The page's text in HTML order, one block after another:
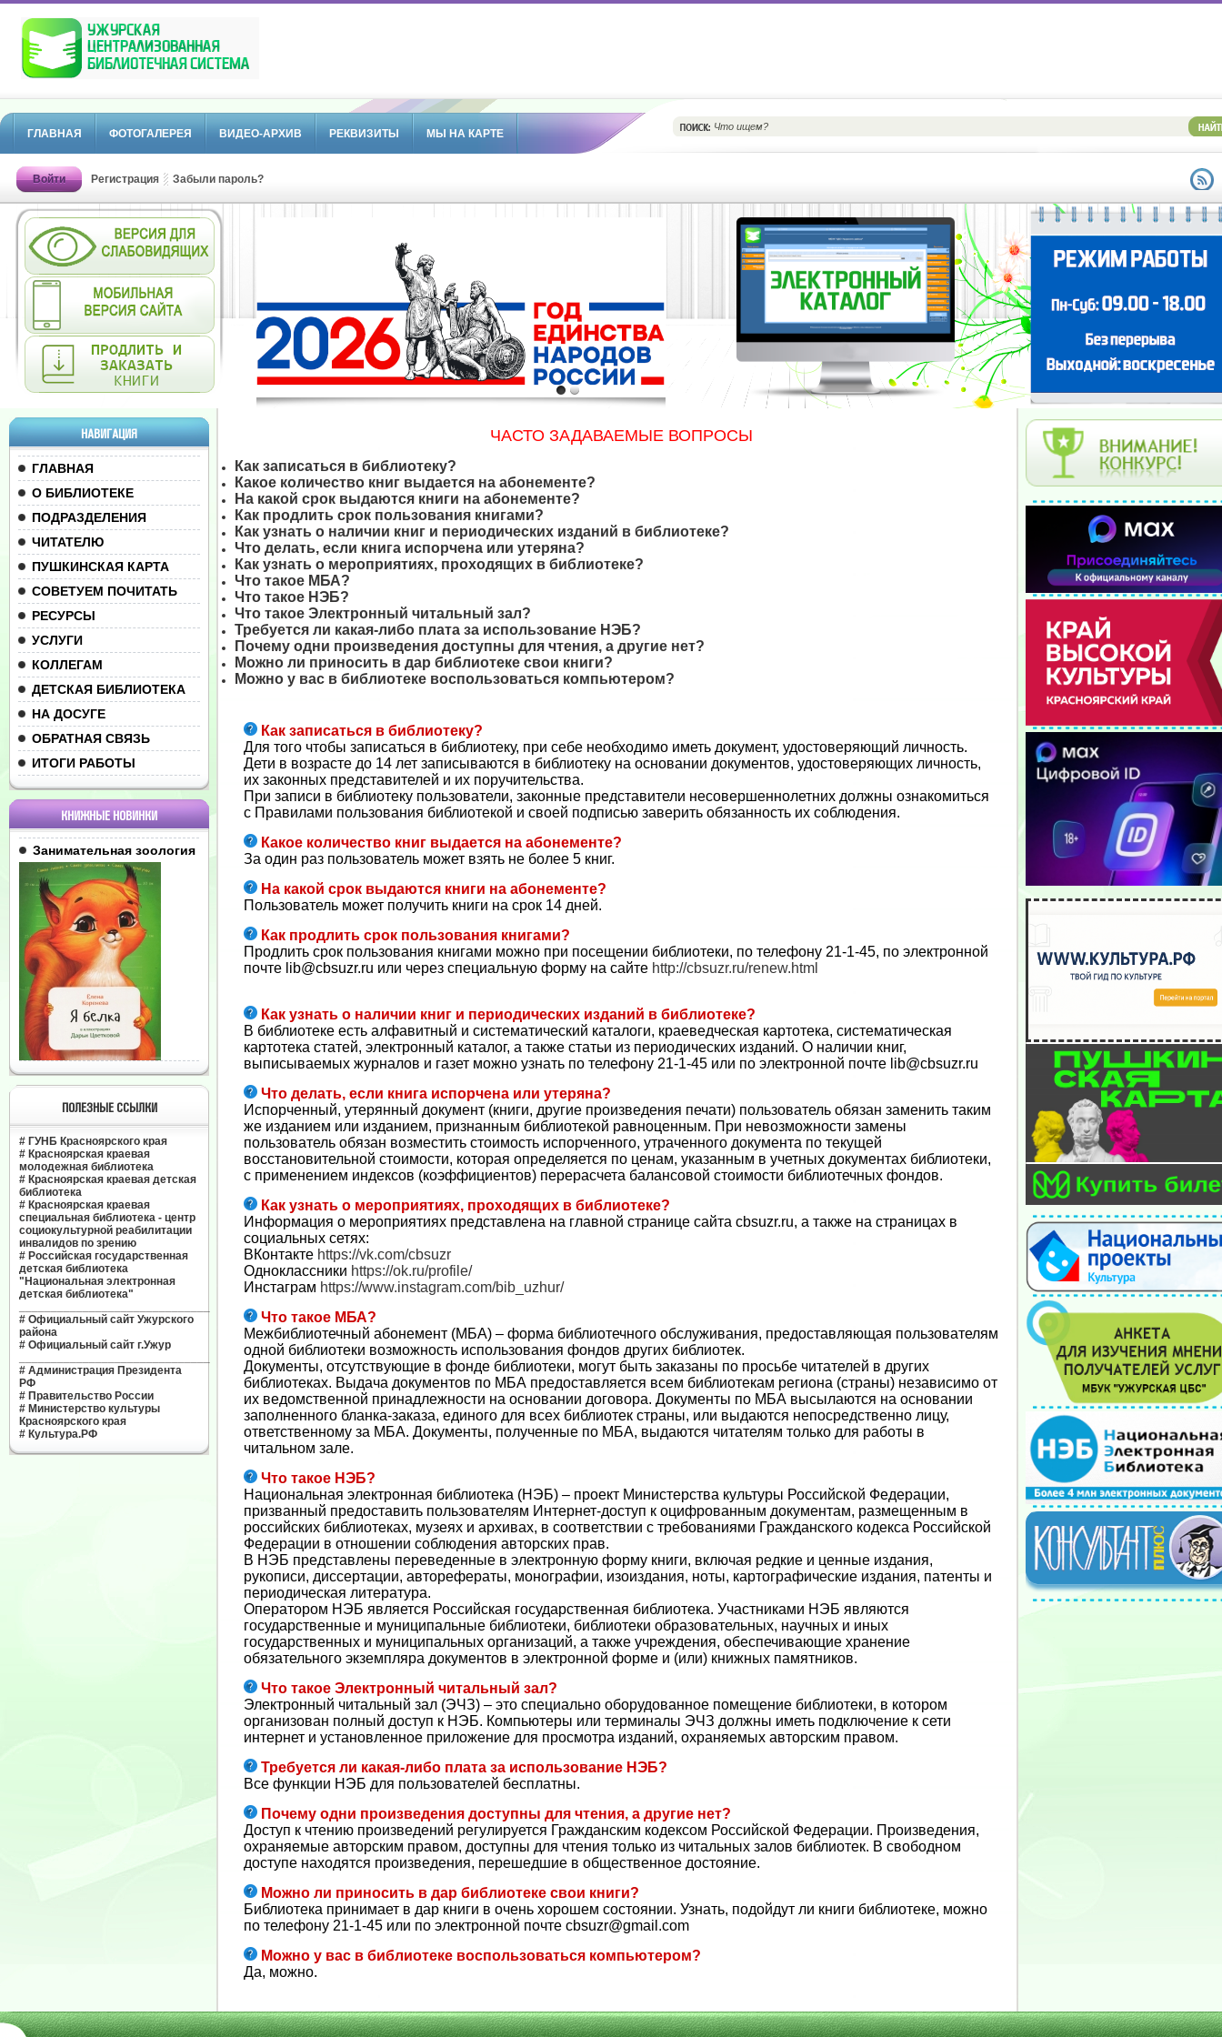
ГЛАВНАЯ ФОТОГАЛЕРЕЯ ВИДЕО-АРХИВ РЕКВИЗИТЫ МЫ НА КАРТЕ
Войти Регистрация Забыли пароль?
НАВИГАЦИЯ
ГЛАВНАЯ
О БИБЛИОТЕКЕ
ПОДРАЗДЕЛЕНИЯ
ЧИТАТЕЛЮ
ПУШКИНСКАЯ КАРТА
СОВЕТУЕМ ПОЧИТАТЬ
РЕСУРСЫ
УСЛУГИ
КОЛЛЕГАМ
ДЕТСКАЯ БИБЛИОТЕКА
НА ДОСУГЕ
ОБРАТНАЯ СВЯЗЬ
ИТОГИ РАБОТЫ
КНИЖНЫЕ НОВИНКИ
Занимательная зоология
ПОЛЕЗНЫЕ ССЫЛКИ
# ГУНБ Красноярского края
# Красноярская краевая
молодежная библиотека
# Красноярская краевая детская
библиотека
# Красноярская краевая
специальная библиотека - центр
социокультурной реабилитации
инвалидов по зрению
# Российская государственная
детская библиотека
"Национальная электронная
детская библиотека"
# Официальный сайт Ужурского
района
# Официальный сайт г.Ужур
# Администрация Президента
РФ
# Правительство России
# Министерство культуры
Красноярского края
# Культура.РФ
ЧАСТО ЗАДАВАЕМЫЕ ВОПРОСЫ
Как записаться в библиотеку?
Какое количество книг выдается на абонементе?
На какой срок выдаются книги на абонементе?
Как продлить срок пользования книгами?
Как узнать о наличии книг и периодических изданий в библиотеке?
Что делать, если книга испорчена или утеряна?
Как узнать о мероприятиях, проходящих в библиотеке?
Что такое МБА?
Что такое НЭБ?
Что такое Электронный читальный зал?
Требуется ли какая-либо плата за использование НЭБ?
Почему одни произведения доступны для чтения, а другие нет?
Можно ли приносить в дар библиотеке свои книги?
Можно у вас в библиотеке воспользоваться компьютером?
Как записаться в библиотеку?
Для того чтобы записаться в библиотеку, при себе необходимо иметь документ, удостоверяющий личность.
Дети в возрасте до 14 лет записываются в библиотеку на основании документов, удостоверяющих личность,
их законных представителей и их поручительства.
При записи в библиотеку пользователи, законные представители несовершеннолетних должны ознакомиться
с Правилами пользования библиотекой и своей подписью заверить обязанность их соблюдения.
Какое количество книг выдается на абонементе?
За один раз пользователь может взять не более 5 книг.
На какой срок выдаются книги на абонементе?
Пользователь может получить книги на срок 14 дней.
Как продлить срок пользования книгами?
Продлить срок пользования книгами можно при посещении библиотеки, по телефону 21-1-45, по электронной
почте lib@cbsuzr.ru или через специальную форму на сайте http://cbsuzr.ru/renew.html
Как узнать о наличии книг и периодических изданий в библиотеке?
В библиотеке есть алфавитный и систематический каталоги, краеведческая картотека, систематическая
картотека статей, электронный каталог, а также статьи из периодических изданий. О наличии книг,
выписываемых журналов и газет можно узнать по телефону 21-1-45 или по электронной почте lib@cbsuzr.ru
Что делать, если книга испорчена или утеряна?
Испорченный, утерянный документ (книги, другие произведения печати) пользователь обязан заменить таким
же изданием или изданием, признанным библиотекой равноценным. При невозможности замены
пользователь обязан возместить стоимость испорченного, утраченного документа по текущей
восстановительной стоимости, которая определяется по ценам, указанным в учетных документах библиотеки,
с применением индексов (коэффициентов) перерасчета балансовой стоимости библиотечных фондов.
Как узнать о мероприятиях, проходящих в библиотеке?
Информация о мероприятиях представлена на главной странице сайта cbsuzr.ru, а также на страницах в
социальных сетях:
ВКонтакте https://vk.com/cbsuzr
Одноклассники https://ok.ru/profile/
Инстаграм https://www.instagram.com/bib_uzhur/
Что такое МБА?
Межбиблиотечный абонемент (МБА) – форма библиотечного обслуживания, предоставляющая пользователям
одной библиотеки возможность использования фондов других библиотек.
Документы, отсутствующие в фонде библиотеки, могут быть заказаны по просьбе читателей в других
библиотеках. Выдача документов по МБА предоставляется всем библиотекам региона (страны) независимо от
их ведомственной принадлежности на основании договора. Документы по МБА высылаются на основании
заполненного бланка-заказа, единого для всех библиотек страны, или выдаются непосредственно лицу,
ответственному за МБА. Документы, полученные по МБА, выдаются читателям только для работы в
читальном зале.
Что такое НЭБ?
Национальная электронная библиотека (НЭБ) – проект Министерства культуры Российской Федерации,
призванный предоставить пользователям Интернет-доступ к оцифрованным документам, размещенным в
российских библиотеках, музеях и архивах, в соответствии с требованиями Гражданского кодекса Российской
Федерации в отношении соблюдения авторских прав.
В НЭБ представлены переведенные в электронную форму книги, включая редкие и ценные издания,
рукописи, диссертации, авторефераты, монографии, изоиздания, ноты, картографические издания, патенты и
периодическая литература.
Оператором НЭБ является Российская государственная библиотека. Участниками НЭБ являются
государственные и муниципальные библиотеки, библиотеки образовательных, научных и иных
государственных и муниципальных организаций, а также учреждения, обеспечивающие хранение
обязательного экземпляра документов в электронной форме и (или) книжных памятников.
Что такое Электронный читальный зал?
Электронный читальный зал (ЭЧЗ) – это специально оборудованное помещение библиотеки, в котором
организован полный доступ к НЭБ. Компьютеры или терминалы ЭЧЗ должны иметь подключение к сети
интернет и установленное приложение для просмотра изданий, охраняемых авторским правом.
Требуется ли какая-либо плата за использование НЭБ?
Все функции НЭБ для пользователей бесплатны.
Почему одни произведения доступны для чтения, а другие нет?
Доступ к чтению произведений регулируется Гражданским кодексом Российской Федерации. Произведения,
охраняемые авторским правом, доступны для чтения только из читальных залов библиотек. В свободном
доступе находятся произведения, перешедшие в общественное достояние.
Можно ли приносить в дар библиотеке свои книги?
Библиотека принимает в дар книги в очень хорошем состоянии. Узнать, подойдут ли книги библиотеке, можно
по телефону 21-1-45 или по электронной почте cbsuzr@gmail.com
Можно у вас в библиотеке воспользоваться компьютером?
Да, можно.